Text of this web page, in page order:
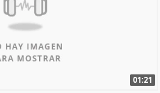
01:21